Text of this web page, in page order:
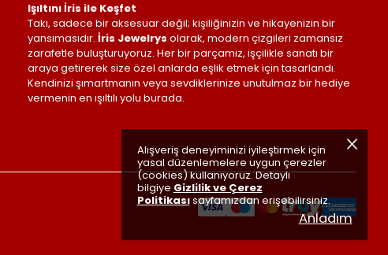
Alışveriş deneyiminizi iyileştirmek için
yasal düzenlemelere uygun çerezler
(cookies) kullanıyoruz. Detaylı
bilgiye Gizlilik ve Çerez
Politikasısayfamızdan erişebilirsiniz.
Anladım
Işıltını İris ile Keşfet
Takı, sadece bir aksesuar değil; kişiliğinizin ve hikayenizin bir
yansımasıdır. İris Jewelrys olarak, modern çizgileri zamansız
zarafetle buluşturuyoruz. Her bir parçamız, işçilikle sanatı bir
araya getirerek size özel anlarda eşlik etmek için tasarlandı.
Kendinizi şımartmanın veya sevdiklerinize unutulmaz bir hediye
vermenin en ışıltılı yolu burada.